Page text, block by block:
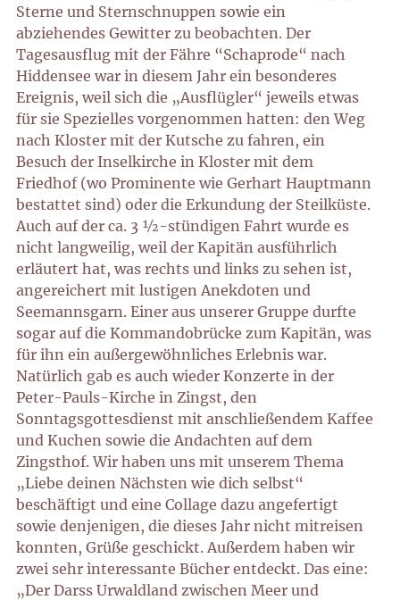
Sterne und Sternschnuppen sowie ein
abziehendes Gewitter zu beobachten. Der
Tagesausflug mit der Fähre “Schaprode“ nach
Hiddensee war in diesem Jahr ein besonderes
Ereignis, weil sich die „Ausflügler“ jeweils etwas
für sie Spezielles vorgenommen hatten: den Weg
nach Kloster mit der Kutsche zu fahren, ein
Besuch der Inselkirche in Kloster mit dem
Friedhof (wo Prominente wie Gerhart Hauptmann
bestattet sind) oder die Erkundung der Steilküste.
Auch auf der ca. 3 ½-stündigen Fahrt wurde es
nicht langweilig, weil der Kapitän ausführlich
erläutert hat, was rechts und links zu sehen ist,
angereichert mit lustigen Anekdoten und
Seemannsgarn. Einer aus unserer Gruppe durfte
sogar auf die Kommandobrücke zum Kapitän, was
für ihn ein außergewöhnliches Erlebnis war.
Natürlich gab es auch wieder Konzerte in der
Peter-Pauls-Kirche in Zingst, den
Sonntagsgottesdienst mit anschließendem Kaffee
und Kuchen sowie die Andachten auf dem
Zingsthof. Wir haben uns mit unserem Thema
„Liebe deinen Nächsten wie dich selbst“
beschäftigt und eine Collage dazu angefertigt
sowie denjenigen, die dieses Jahr nicht mitreisen
konnten, Grüße geschickt. Außerdem haben wir
zwei sehr interessante Bücher entdeckt. Das eine:
„Der Darss Urwaldland zwischen Meer und